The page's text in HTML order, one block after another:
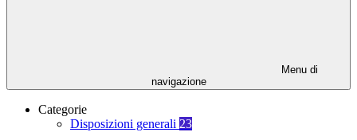
Menu di
navigazione
Categorie
Disposizioni generali 23